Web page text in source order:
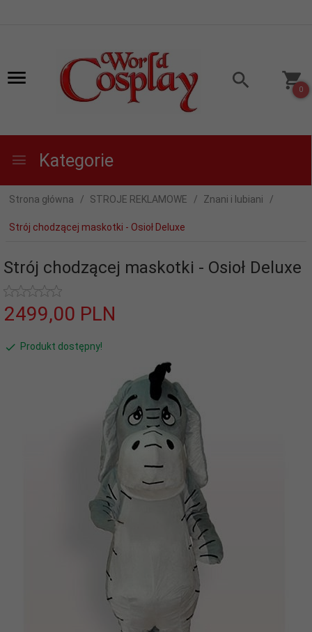
0
Kategorie
Strona główna STROJE REKLAMOWE Znani i lubiani
Strój chodzącej maskotki - Osioł Deluxe
Strój chodzącej maskotki - Osioł Deluxe
2499,00 PLN
Produkt dostępny!